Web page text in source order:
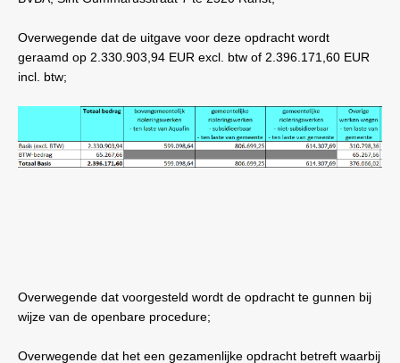
Overwegende dat de uitgave voor deze opdracht wordt
geraamd op 2.330.903,94 EUR excl. btw of 2.396.171,60 EUR
incl. btw;
Overwegende dat voorgesteld wordt de opdracht te gunnen bij
wijze van de openbare procedure;
Overwegende dat het een gezamenlijke opdracht betreft waarbij